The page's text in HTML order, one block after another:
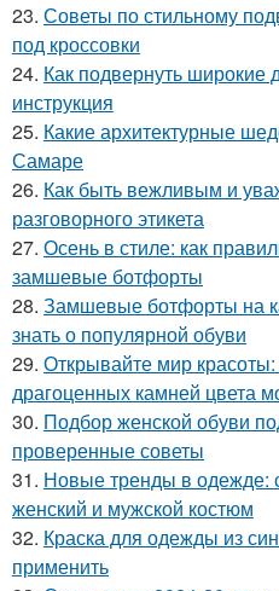
23. Советы по стильному
под кроссовки
24. Как подвернуть
инструкция
25. Какие архитектурные
Самаре
26. Как быть вежливым и
разговорного этикета
27. Осень в стиле: как
замшевые ботфорты
28. Замшевые ботфорты на
знать о популярной обуви
29. Открывайте мир
драгоценных камней цвета
30. Подбор женской обуви
проверенные советы
31. Новые тренды в одежде:
женский и мужской костюм
32. Краска для одежды из
применить